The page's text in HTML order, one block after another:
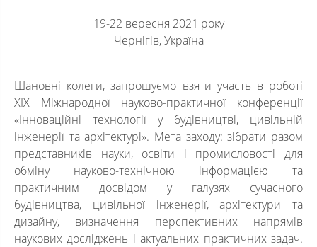
19-22 вересня 2021 року
Чернігів, Україна
Шановні колеги, запрошуємо взяти участь в роботі
XIX Міжнародної науково-практичної конференції
«Інноваційні технології у будівництві, цивільній
інженерії та архітектурі». Мета заходу: зібрати разом
представників науки, освіти і промисловості для
обміну науково-технічною інформацією та
практичним досвідом у галузях сучасного
будівництва, цивільної інженерії, архітектури та
дизайну, визначення перспективних напрямів
наукових досліджень і актуальних практичних задач.